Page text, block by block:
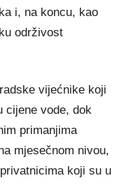
i, na koncu, kao
održivost
vijećnike koji
cijene vode, dok
primanjima
mjesečnom nivou,
koji su u